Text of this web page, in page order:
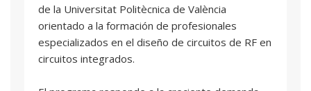
de la Universitat Politècnica de València
orientado a la formación de profesionales
especializados en el diseño de circuitos de RF en
circuitos integrados.